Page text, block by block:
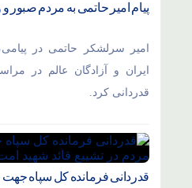
پیام امیر حاتمی به مردم صبور و
امیر سرلشکر حاتمی در
ایران و آزادگان عالم در
قدردانی کرد.
قدردانی فرمانده کل سپاه